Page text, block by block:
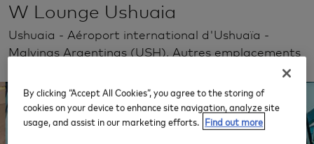
W Lounge Ushuaia
Ushuaia - Aéroport international d'Ushuaïa -
Malvinas Argentinas (USH), Autres emplacements
By clicking “Accept All Cookies”, you agree to the storing of
cookies on your device to enhance site navigation, analyze site
usage, and assist in our marketing efforts. Find out more